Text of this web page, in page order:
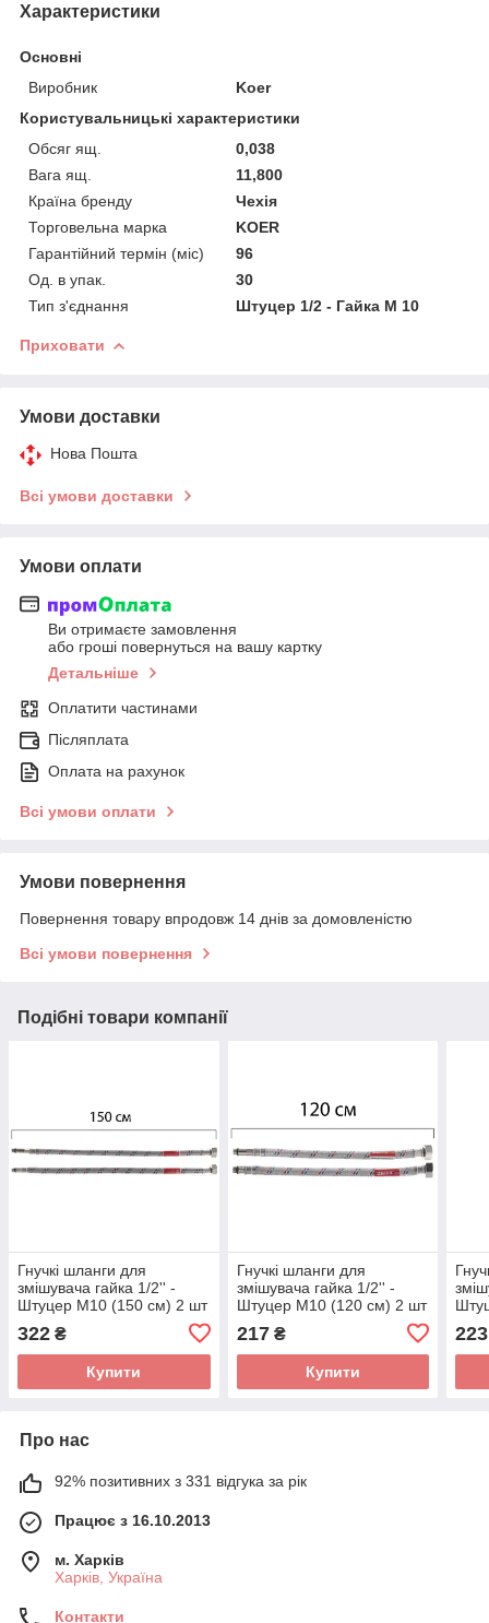
Характеристики
Основні
Виробник
Koer
Користувальницькі характеристики
Обсяг ящ.
0,038
Вага ящ.
11,800
Країна бренду
Чехія
Торговельна марка
KOER
Гарантійний термін (міс)
96
Од. в упак.
30
Тип з'єднання
Штуцер 1/2 - Гайка М 10
Приховати
Умови доставки
Нова Пошта
Всі умови доставки
Умови оплати
Ви отримаєте замовлення
або гроші повернуться на вашу картку
Детальніше
Оплатити частинами
Післяплата
Оплата на рахунок
Всі умови оплати
Умови повернення
Повернення товару впродовж 14 днів за домовленістю
Всі умови повернення
Подібні товари компанії
Гнучкі шланги для
змішувача гайка 1/2'' -
Штуцер M10 (150 см) 2 шт
322 ₴
Купити
Гнучкі шланги для
змішувача гайка 1/2'' -
Штуцер M10 (120 см) 2 шт
217₴
Купити
223
Про нас
92% позитивних з 331 відгука за рік
Працює з 16.10.2013
м. Харків
Харків, Україна
Контакти